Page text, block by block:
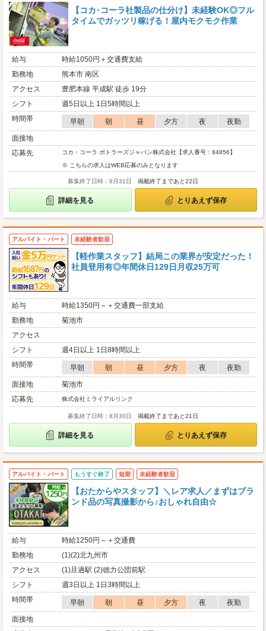
【コカ･コーラ社製品の仕分け】未経験OK◎フル
タイムでガッツリ稼げる！屋内モクモク作業
給与
時給1050円＋交通費支給
勤務地
熊本市 南区
アクセス
豊肥本線 平成駅 徒歩 19分
シフト
週5日以上 1日5時間以上
時間帯
早朝 朝 昼 夕方 夜
夜勤
面接地
応募先
コカ・コーラ ボトラーズジャパン株式会社【求人番号：84856】
※ こちらの求人はWEB応募のみとなります
募集終了日時：8月31日 掲載終了まであと22日
詳細を見る とりあえず保存
アルバイト・パート 未経験者歓迎
【軽作業スタッフ】結局この業界が安定だった！
社員登用有◎年間休日129日月収25万可
給与
時給1350円～＋交通費一部支給
勤務地
菊池市
アクセス
シフト
週4日以上 1日8時間以上
時間帯
早朝 朝 昼 夕方 夜
夜勤
面接地
菊池市
応募先
株式会社ミライアルリンク
募集終了日時：8月30日 掲載終了まであと21日
詳細を見る とりあえず保存
アルバイト・パート もうすぐ終了 短期 未経験者歓迎
【おたからやスタッフ】＼レア求人／まずはブラ
ンド品の写真撮影から♪おしゃれ自由☆
給与
時給1250円～＋交通費
勤務地
(1)(2)北九州市
アクセス
(1)旦過駅 (2)徳力公団前駅
シフト
週3日以上 1日3時間以上
時間帯
早朝 朝 昼 夕方 夜
夜勤
面接地